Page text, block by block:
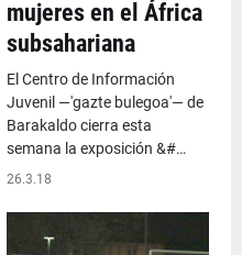
mujeres en el África
subsahariana
El Centro de Información
Juvenil —'gazte bulegoa'— de
Barakaldo cierra esta
semana la exposición &#…
26.3.18